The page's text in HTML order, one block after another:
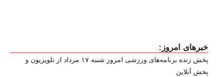
خبرهای امروز:
پخش زنده برنامه‌های ورزشی امروز شنبه ۱۷ مرداد از تلویزیون و
پخش آنلاین